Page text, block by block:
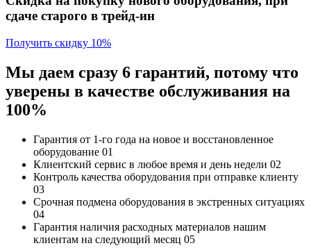
сдаче старого в трейд-ин
Получить скидку 10%
Мы даем сразу 6 гарантий, потому что
уверены в качестве обслуживания на
100%
Гарантия от 1-го года на новое и восстановленное
оборудование 01
Клиентский сервис в любое время и день недели 02
Контроль качества оборудования при отправке клиенту
03
Срочная подмена оборудования в экстренных ситуациях
04
Гарантия наличия расходных материалов нашим
клиентам на следующий месяц 05